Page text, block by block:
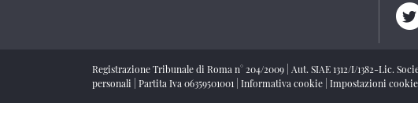
Registrazione Tribunale di Roma n° 204/2009 Aut. SIAE 1312/I/1382-Lic.
personali
Partita Iva 06359501001 Informativa cookie Impostazioni cookie